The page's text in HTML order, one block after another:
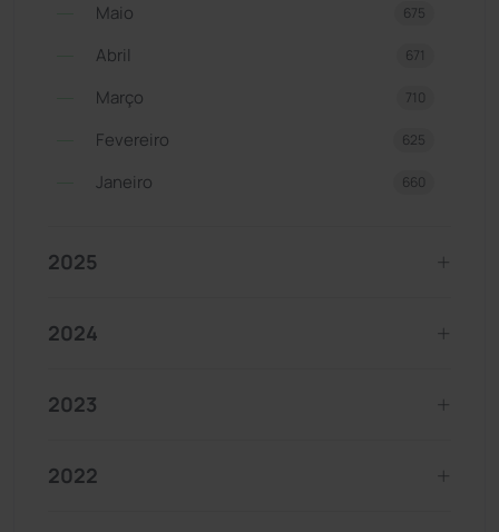
Maio 675
Abril 671
Março 710
Fevereiro 625
Janeiro 660
2025
2024
2023
2022